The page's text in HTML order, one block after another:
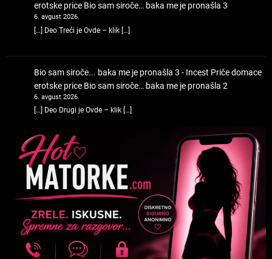
erotske price Bio sam siroče… baka me je pronašla 3
6. avgust 2026.
[…] Deo Treći je Ovde – klik […]
Bio sam siroče... baka me je pronašla 3 - Incest Priče domace
erotske price Bio sam siroče… baka me je pronašla 2
6. avgust 2026.
[…] Deo Drugi je Ovde – klik […]